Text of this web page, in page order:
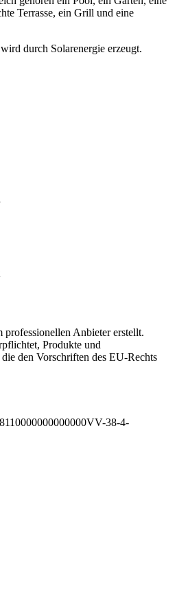
Terrasse, ein Grill und eine
durch Solarenergie erzeugt.
Anbieter erstellt.
Produkte und
den Vorschriften des EU-Rechts
38-4-